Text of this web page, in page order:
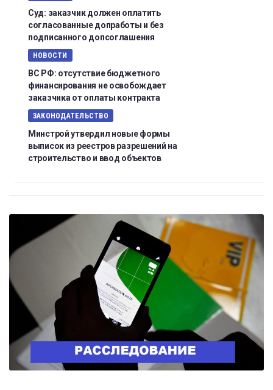
Суд: заказчик должен оплатить
согласованные допработы и без
подписанного допсоглашения
НОВОСТИ
ВС РФ: отсутствие бюджетного
финансирования не освобождает
заказчика от оплаты контракта
ЗАКОНОДАТЕЛЬСТВО
Минстрой утвердил новые формы
выписок из реестров разрешений на
строительство и ввод объектов